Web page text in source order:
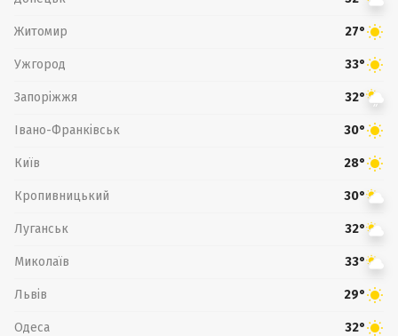
Житомир 27°
Ужгород 33°
Запоріжжя 32°
Івано-Франківськ 30°
Київ 28°
Кропивницький 30°
Луганськ 32°
Миколаїв 33°
Львів 29°
Одеса 32°